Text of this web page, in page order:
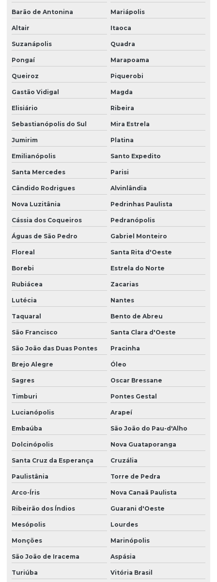
Barão de Antonina Mariápolis
Altair Itaoca
Suzanápolis Quadra
Pongaí Marapoama
Queiroz Piquerobi
Gastão Vidigal Magda
Elisiário Ribeira
Sebastianópolis do Sul Mira Estrela
Jumirim Platina
Emilianópolis Santo Expedito
Santa Mercedes Parisi
Cândido Rodrigues Alvinlândia
Nova Luzitânia Pedrinhas Paulista
Cássia dos Coqueiros Pedranópolis
Águas de São Pedro Gabriel Monteiro
Floreal Santa Rita d'Oeste
Borebi Estrela do Norte
Rubiácea Zacarias
Lutécia Nantes
Taquaral Bento de Abreu
São Francisco Santa Clara d'Oeste
São João das Duas Pontes Pracinha
Brejo Alegre Óleo
Sagres Oscar Bressane
Timburi Pontes Gestal
Lucianópolis Arapeí
Embaúba São João do Pau-d'Alho
Dolcinópolis Nova Guataporanga
Santa Cruz da Esperança Cruzália
Paulistânia Torre de Pedra
Arco-Íris Nova Canaã Paulista
Ribeirão dos Índios Guarani d'Oeste
Mesópolis Lourdes
Monções Marinópolis
São João de Iracema Aspásia
Turiúba Vitória Brasil